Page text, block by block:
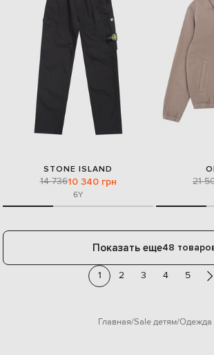
STONE ISLAND
14 73610 340 грн
6Y
21
Показать еще48
1 2 3 4 5
Главная Sale детям Одежда